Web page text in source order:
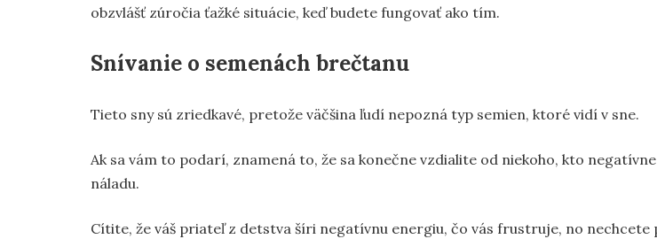
obzvlášť zúročia ťažké situácie, keď budete fungovať ako tím.
Snívanie o semenách brečtanu
Tieto sny sú zriedkavé, pretože väčšina ľudí nepozná typ semien, ktoré vidí v sne.
Ak sa vám to podarí, znamená to, že sa konečne vzdialite od niekoho, kto
náladu.
Cítite, že váš priateľ z detstva šíri negatívnu energiu, čo vás frustruje, no